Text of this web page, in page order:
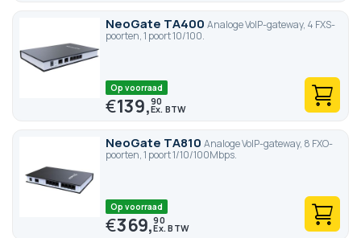
NeoGate TA400 Analoge VoIP-gateway, 4 FXS-
poorten, 1 poort 10/100.
Op voorraad
€139,90
NeoGate TA810 Analoge VoIP-gateway, 8 FXO-
poorten, 1 poort 1/10/100Mbps.
Op voorraad
€369,90